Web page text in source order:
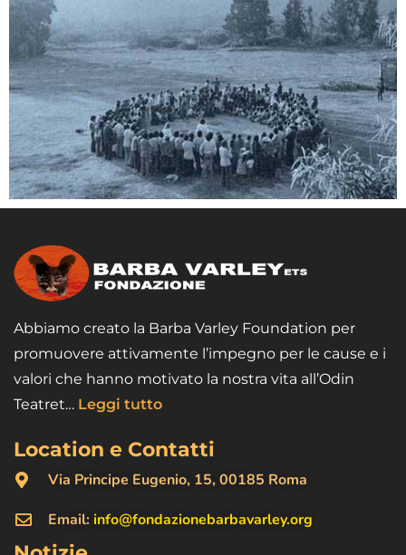
Abbiamo creato la Barba Varley Foundation per
promuovere attivamente l’impegno per le cause e i
valori che hanno motivato la nostra vita all’Odin
Teatret… Leggi tutto
Location e Contatti
Via Principe Eugenio, 15, 00185 Roma
Email:info@fondazionebarbavarley.org